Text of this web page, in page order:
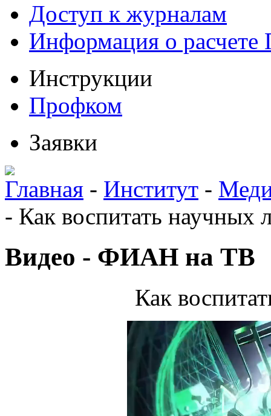
Доступ к журналам
Информация о
Инструкции
Профком
Заявки
Главная - Институт -
- Как воспитать научных
Видео - ФИАН на ТВ
Как